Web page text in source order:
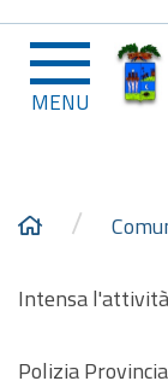
MENU
/
Intensa
Polizia